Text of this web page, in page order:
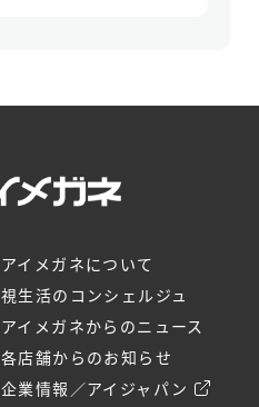
アイメガネについて
視生活のコンシェルジュ
アイメガネからのニュース
各店舗からのお知らせ
企業情報／アイジャパン